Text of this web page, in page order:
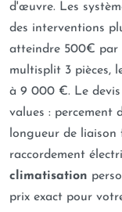
d'œuvre. Les
des interventions
atteindre 500€ par
multisplit 3 pièces,
à 9 000 €. Le devis
values : percement
longueur de
raccordement
climatisation
prix exact pour